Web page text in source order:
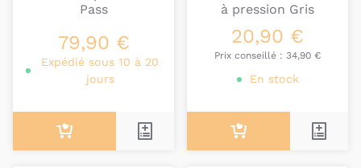
Pass
79,90 €
Expédié sous 10 à 20
jours
à pression Gris
20,90 €
Prix conseillé : 34,90 €
En stock